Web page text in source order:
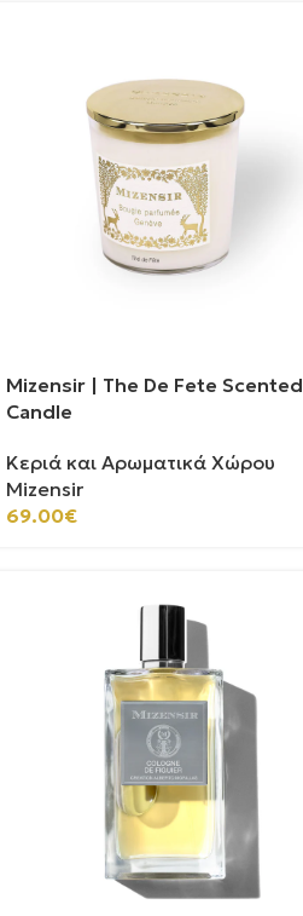
Mizensir | The De Fete Scented
Candle
Κεριά και Αρωματικά Χώρου
Mizensir
69.00€